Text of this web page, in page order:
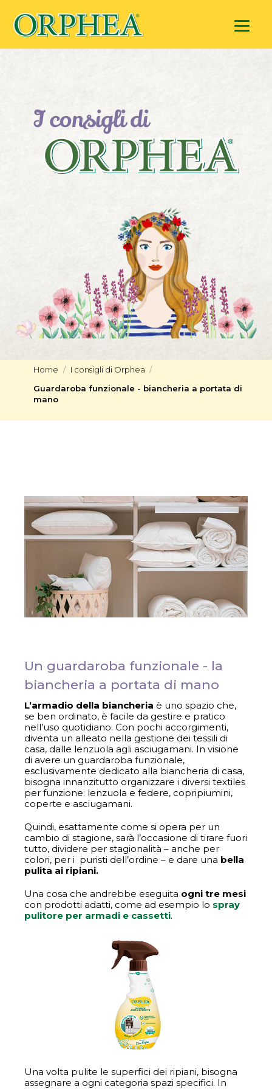
Home
I consigli di Orphea
Guardaroba funzionale - biancheria a portata di
mano
Un guardaroba funzionale - la
biancheria a portata di mano
L’armadio della biancheria è uno spazio che,
se ben ordinato, è facile da gestire e pratico
nell’uso quotidiano. Con pochi accorgimenti,
diventa un alleato nella gestione dei tessili di
casa, dalle lenzuola agli asciugamani. In visione
di avere un guardaroba funzionale,
esclusivamente dedicato alla biancheria di casa,
bisogna innanzitutto organizzare i diversi textiles
per funzione: lenzuola e federe, copripiumini,
coperte e asciugamani.
Quindi, esattamente come si opera per un
cambio di stagione, sarà l’occasione di tirare fuori
tutto, dividere per stagionalità – anche per
colori, per i puristi dell’ordine – e dare una bella
pulita ai ripiani.
Una cosa che andrebbe eseguita ogni tre mesi
con prodotti adatti, come ad esempio lo spray
pulitore per armadi e cassetti.
Una volta pulite le superfici dei ripiani, bisogna
assegnare a ogni categoria spazi specifici. In